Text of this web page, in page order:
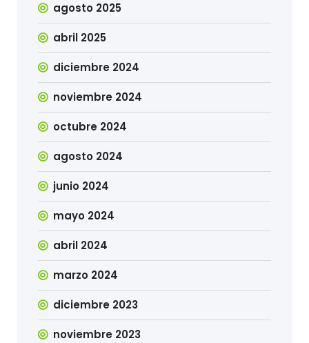
agosto 2025
abril 2025
diciembre 2024
noviembre 2024
octubre 2024
agosto 2024
junio 2024
mayo 2024
abril 2024
marzo 2024
diciembre 2023
noviembre 2023